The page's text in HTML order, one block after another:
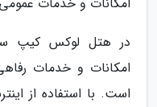
در هتل لوکس کیپ
امکانات و خدمات
است. با استفاده از